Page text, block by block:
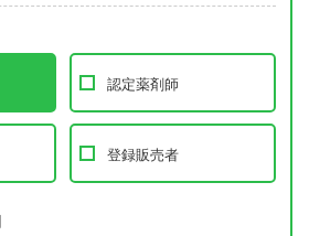
認定薬剤師
登録販売者